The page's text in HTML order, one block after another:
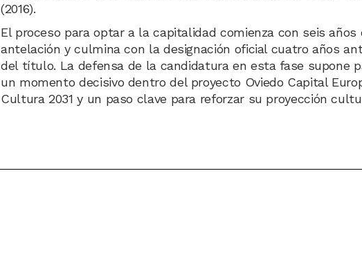
(2016).
El proceso para optar a la capitalidad comienza con seis años
antelación y culmina con la designación oficial cuatro años
del título. La defensa de la candidatura en esta fase supone
un momento decisivo dentro del proyecto Oviedo Capital
Cultura 2031 y un paso clave para reforzar su proyección